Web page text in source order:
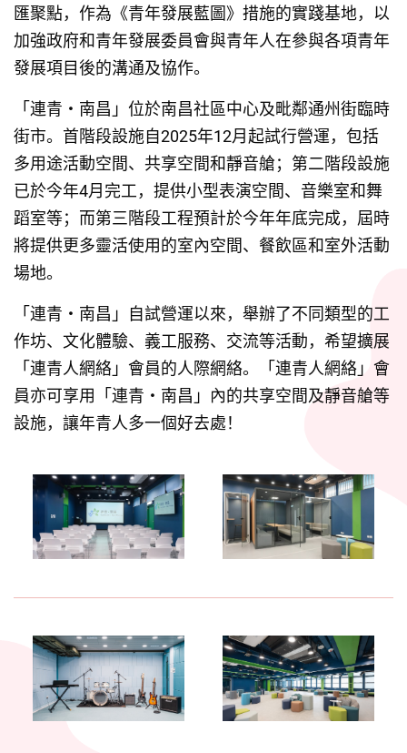
匯聚點，作為《青年發展藍圖》措施的實踐基地，以
加強政府和青年發展委員會與青年人在參與各項青年
發展項目後的溝通及協作。
「連青・南昌」位於南昌社區中心及毗鄰通州街臨時
街市。首階段設施自2025年12月起試行營運，包括
多用途活動空間、共享空間和靜音艙；第二階段設施
已於今年4月完工，提供小型表演空間、音樂室和舞
蹈室等；而第三階段工程預計於今年年底完成，屆時
將提供更多靈活使用的室內空間、餐飲區和室外活動
場地。
「連青・南昌」自試營運以來，舉辦了不同類型的工
作坊、文化體驗、義工服務、交流等活動，希望擴展
「連青人網絡」會員的人際網絡。「連青人網絡」會
員亦可享用「連青・南昌」內的共享空間及靜音艙等
設施，讓年青人多一個好去處！